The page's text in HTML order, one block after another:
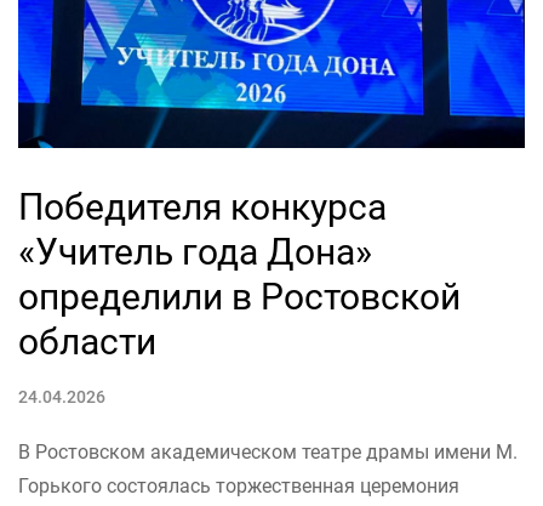
Победителя конкурса
«Учитель года Дона»
определили в Ростовской
области
24.04.2026
В Ростовском академическом театре драмы имени М.
Горького состоялась торжественная церемония